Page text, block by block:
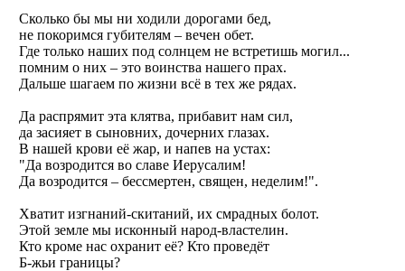
Сколько бы мы ни ходили дорогами бед,
не покоримся губителям – вечен обет.
Где только наших под солнцем не встретишь могил...
помним о них – это воинства нашего прах.
Дальше шагаем по жизни всё в тех же рядах.
Да распрямит эта клятва, прибавит нам сил,
да засияет в сыновних, дочерних глазах.
В нашей крови её жар, и напев на устах:
"Да возродится во славе Иерусалим!
Да возродится – бессмертен, священ, неделим!".
Хватит изгнаний-скитаний, их смрадных болот.
Этой земле мы исконный народ-властелин.
Кто кроме нас охранит её? Кто проведёт
Б-жьи границы?